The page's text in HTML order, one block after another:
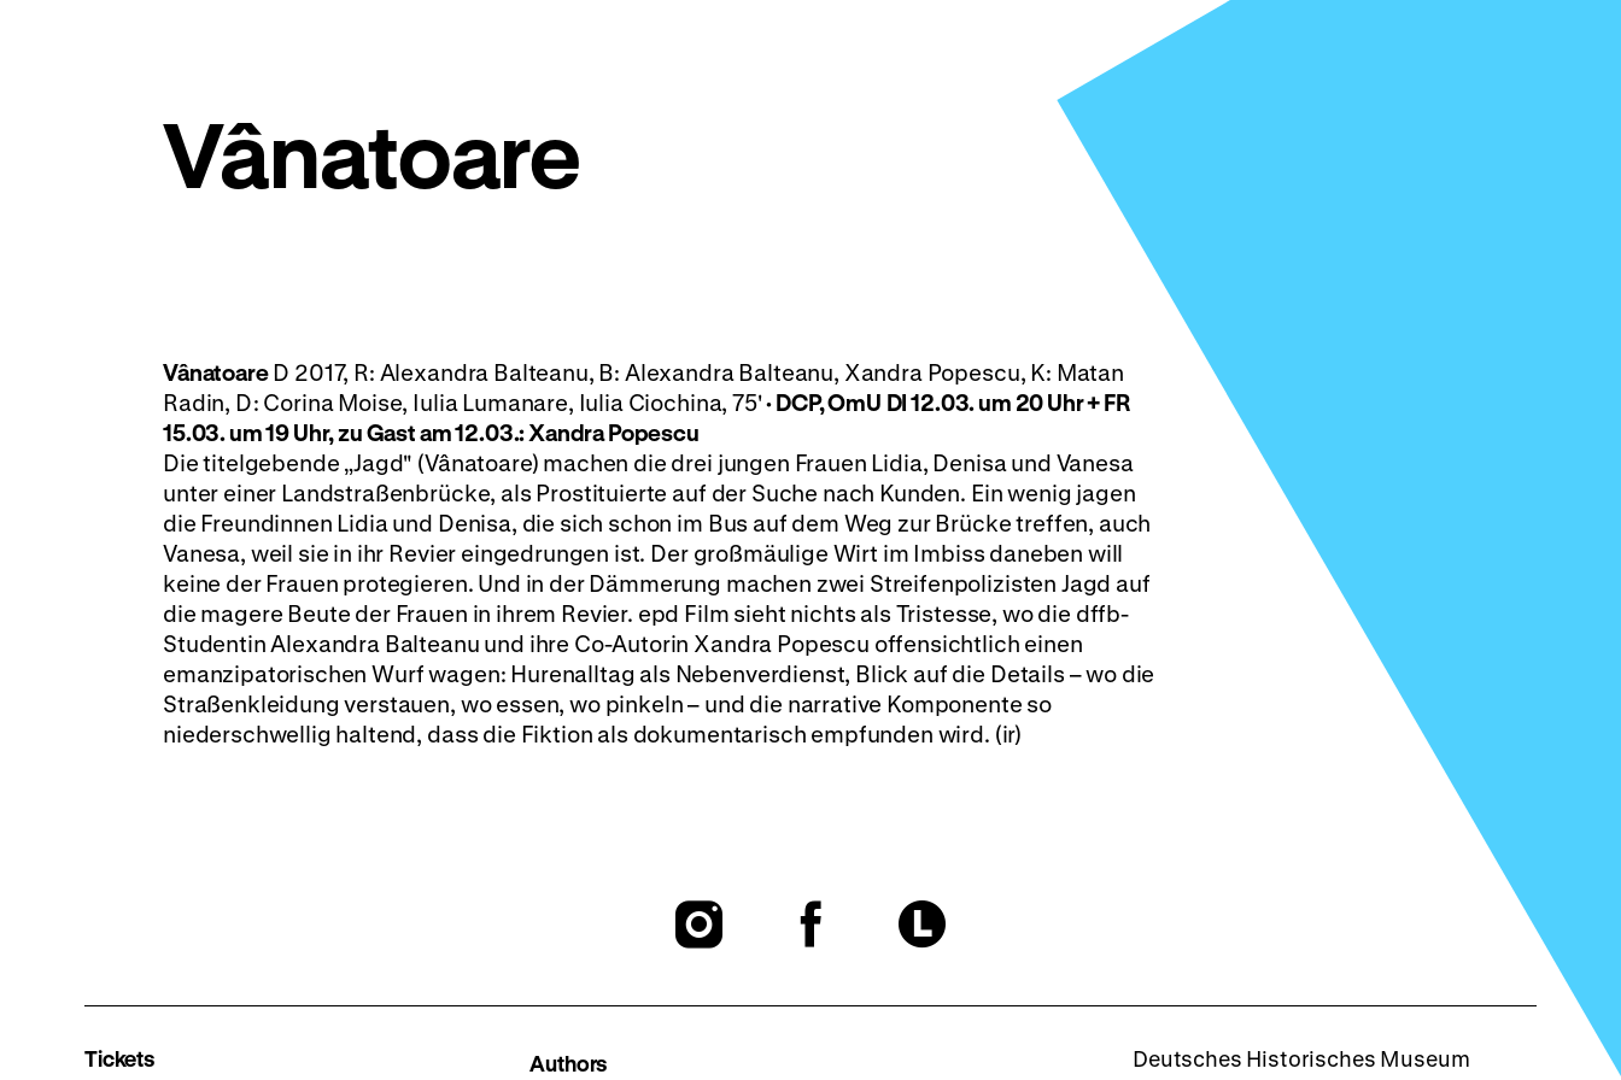
Vânatoare
VânatoareD 2017, R: Alexandra Balteanu, B: Alexandra Balteanu, Xandra Popescu, K: Matan
Radin, D: Corina Moise, Iulia Lumanare, Iulia Ciochina, 75'· DCP, OmU DI 12.03. um 20 Uhr + FR
15.03. um 19 Uhr, zu Gast am 12.03.: Xandra Popescu
Die titelgebende „Jagd" (Vânatoare) machen die drei jungen Frauen Lidia, Denisa und Vanesa
unter einer Landstraßenbrücke, als Prostituierte auf der Suche nach Kunden. Ein wenig jagen
die Freundinnen Lidia und Denisa, die sich schon im Bus auf dem Weg zur Brücke treffen, auch
Vanesa, weil sie in ihr Revier eingedrungen ist. Der großmäulige Wirt im Imbiss daneben will
keine der Frauen protegieren. Und in der Dämmerung machen zwei Streifenpolizisten Jagd auf
die magere Beute der Frauen in ihrem Revier. epd Film sieht nichts als Tristesse, wo die dffb-
Studentin Alexandra Balteanu und ihre Co-Autorin Xandra Popescu offensichtlich einen
emanzipatorischen Wurf wagen: Hurenalltag als Nebenverdienst, Blick auf die Details – wo die
Straßenkleidung verstauen, wo essen, wo pinkeln – und die narrative Komponente so
niederschwellig haltend, dass die Fiktion als dokumentarisch empfunden wird. (ir)
To
To
To
Letterboxd
Tickets Authors
Deutsches Historisches Museum